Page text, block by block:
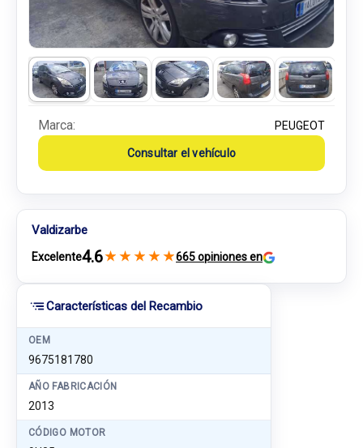
Características del Recambio
OEM
9675181780
AÑO FABRICACIÓN
2013
CÓDIGO MOTOR
Marca: PEUGEOT
Consultar el vehículo
Valdizarbe
Excelente4.6★ ★ ★ ★ ★665 opiniones en